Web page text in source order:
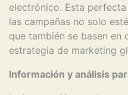
electrónico. Esta
las campañas no solo
que también se basen en
estrategia de marketing
Información y análisis